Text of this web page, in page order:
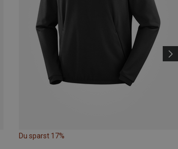
Du sparst 17%